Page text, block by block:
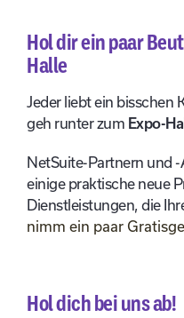
Hol dir ein paar
Halle
Jeder liebt ein bisschen
geh runter zum Expo-
NetSuite-Partnern und
einige praktische neue
Dienstleistungen, die
nimm ein paar
Hol dich bei uns ab!